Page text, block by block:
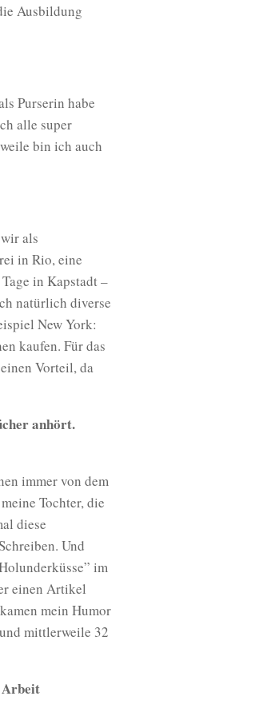
Ausbildung
Purserin habe
alle super
bin ich auch
als
in Rio, eine
in Kapstadt –
natürlich diverse
New York:
kaufen. Für das
Vorteil, da
anhört.
immer von dem
Tochter, die
diese
Und
im
einen Artikel
mein Humor
mittlerweile 32
Arbeit